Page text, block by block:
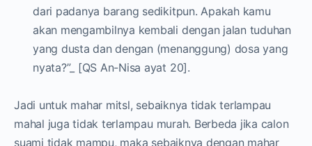
dari padanya barang sedikitpun. Apakah kamu
akan mengambilnya kembali dengan jalan tuduhan
yang dusta dan dengan (menanggung) dosa yang
nyata?”_ [QS An-Nisa ayat 20].
Jadi untuk mahar mitsl, sebaiknya tidak terlampau
mahal juga tidak terlampau murah. Berbeda jika calon
suami tidak mampu, maka sebaiknya dengan mahar